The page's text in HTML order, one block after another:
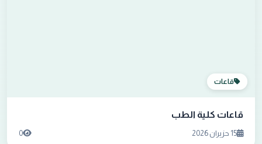
قاعات
قاعات كلية الطب
15 حزيران 2026 0